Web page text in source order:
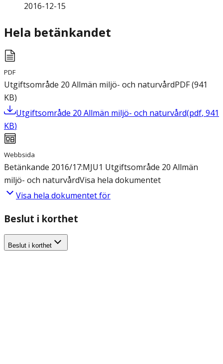
2016-12-15
Hela betänkandet
PDF
Utgiftsområde 20 Allmän miljö- och naturvårdPDF(941
KB)
Utgiftsområde 20 Allmän miljö- och naturvård(pdf, 941
KB)
Webbsida
Betänkande 2016/17:MJU1 Utgiftsområde 20 Allmän
miljö- och naturvårdVisa hela dokumentet
Visa hela dokumentet för
Beslut i korthet
Beslut i korthet